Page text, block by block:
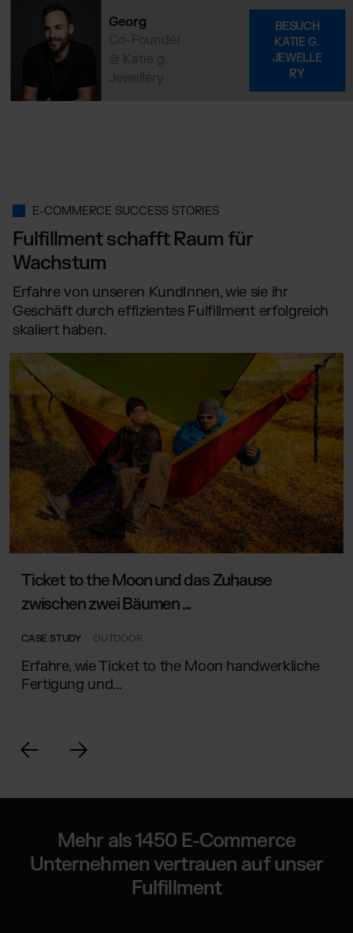
Georg
Co-Founder
@ Katie g.
Jewellery
BESUCH
KATIE G.
JEWELLE
RY
E-COMMERCE SUCCESS STORIES
Fulfillment schafft Raum für
Wachstum
Erfahre von unseren KundInnen, wie sie ihr
Geschäft durch effizientes Fulfillment erfolgreich
skaliert haben.
Ticket to the Moon und das Zuhause
zwischen zwei Bäumen ...
CASE STUDY OUTDOOR
Erfahre, wie Ticket to the Moon handwerkliche
Fertigung und...
Mehr als 1450 E-Commerce
Unternehmen vertrauen auf unser
Fulfillment